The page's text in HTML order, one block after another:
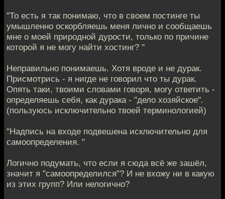
"То есть я так понимаю, что в своем постинге ты
умышленно оскорбляешь меня лично и сообщаешь
мне о моей природной дурости, только по причине
которой я не могу найти хостинг? "
Неправильно понимаешь. Хотя вроде и не дурак.
Присмотрись - я нигде не говорил что ты дурак.
Опять таки, твоими словами говоря, могу ответить -
определяешь себя, как дурака - "дело хозяйское".
(пользуюсь исключительно твоей терминологией)
"Надпись на входе подвешена исключительно для
самоопределения. "
Логично подумать, что если я сюда всё же зашёл,
значит я "самоопределился"? И не вхожу ни в какую
из этих групп? Или нелогично?